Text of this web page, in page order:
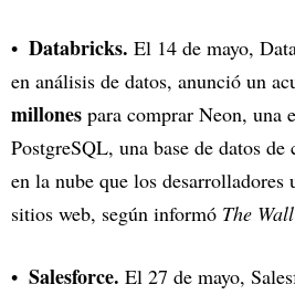
Databricks. El 14 de mayo,
en análisis de datos, anunció un
millones para comprar Neon, una
PostgreSQL, una base de datos
en la nube que los desarrolladores
sitios web, según informó The
Salesforce. El 27 de mayo,